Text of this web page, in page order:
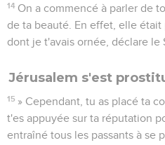
14 On a commencé à parler de
de ta beauté. En effet, elle
dont je t'avais ornée, déclare le
Jérusalem s'est
15 » Cependant, tu as placé ta
t'es appuyée sur ta réputation
entraîné tous les passants à se